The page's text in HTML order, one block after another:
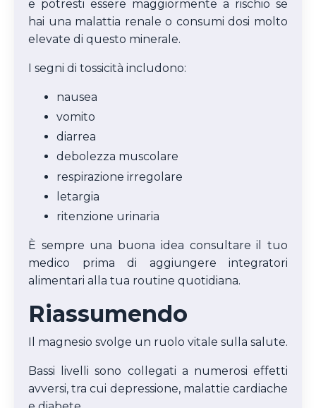
e potresti essere maggiormente a rischio se
hai una malattia renale o consumi dosi molto
elevate di questo minerale.
I segni di tossicità includono:
nausea
vomito
diarrea
debolezza muscolare
respirazione irregolare
letargia
ritenzione urinaria
È sempre una buona idea consultare il tuo
medico prima di aggiungere integratori
alimentari alla tua routine quotidiana.
Riassumendo
Il magnesio svolge un ruolo vitale sulla salute.
Bassi livelli sono collegati a numerosi effetti
avversi, tra cui depressione, malattie cardiache